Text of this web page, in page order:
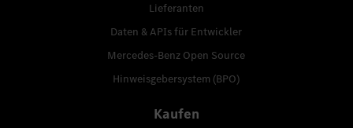
Lieferanten
Daten & APIs für Entwickler
Mercedes-Benz Open Source
Hinweisgebersystem (BPO)
Kaufen